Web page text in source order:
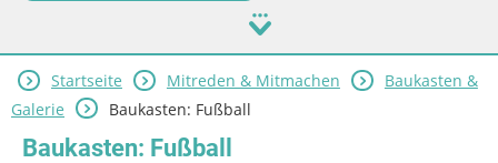
Startseite Mitreden & Mitmachen
Baukasten &
Galerie
Baukasten: Fußball
Baukasten: Fußball